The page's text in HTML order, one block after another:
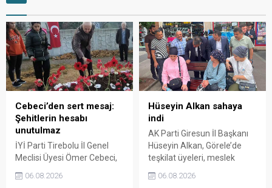
Cebeci’den sert mesaj:
Şehitlerin hesabı
unutulmaz
İYİ Parti Tirebolu İl Genel
Meclisi Üyesi Ömer Cebeci,
Giresun Müdafaa-i Hukuk
Cemiyeti’nin Milli Mücadele
06.08.2026
Hüseyin Alkan sahaya
indi
AK Parti Giresun İl Başkanı
Hüseyin Alkan, Görele’de
teşkilat üyeleri, meslek
odaları ve esnafla bir araya
gelerek talep ve beklentileri
06.08.2026